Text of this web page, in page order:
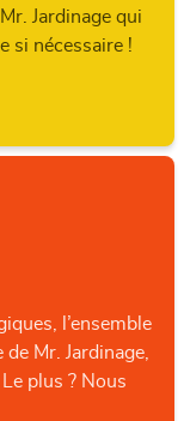
Jardinage qui
si nécessaire !
l’ensemble
Mr. Jardinage,
plus ? Nous